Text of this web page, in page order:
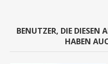
BENUTZER, DIE DIESEN
HABEN